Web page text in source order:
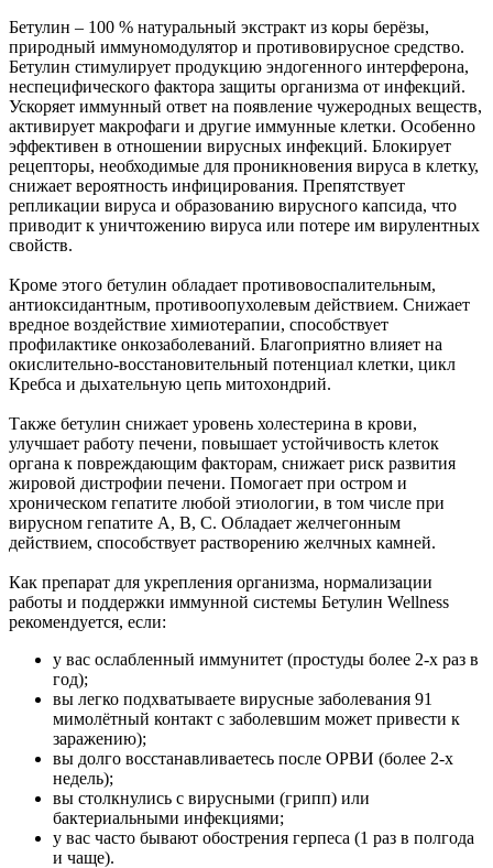
Бетулин – 100 % натуральный экстракт из коры берёзы,
природный иммуномодулятор и противовирусное средство.
Бетулин стимулирует продукцию эндогенного интерферона,
неспецифического фактора защиты организма от инфекций.
Ускоряет иммунный ответ на появление чужеродных веществ,
активирует макрофаги и другие иммунные клетки. Особенно
эффективен в отношении вирусных инфекций. Блокирует
рецепторы, необходимые для проникновения вируса в клетку,
снижает вероятность инфицирования. Препятствует
репликации вируса и образованию вирусного капсида, что
приводит к уничтожению вируса или потере им вирулентных
свойств.
Кроме этого бетулин обладает противовоспалительным,
антиоксидантным, противоопухолевым действием. Снижает
вредное воздействие химиотерапии, способствует
профилактике онкозаболеваний. Благоприятно влияет на
окислительно-восстановительный потенциал клетки, цикл
Кребса и дыхательную цепь митохондрий.
Также бетулин снижает уровень холестерина в крови,
улучшает работу печени, повышает устойчивость клеток
органа к повреждающим факторам, снижает риск развития
жировой дистрофии печени. Помогает при остром и
хроническом гепатите любой этиологии, в том числе при
вирусном гепатите A, B, C. Обладает желчегонным
действием, способствует растворению желчных камней.
Как препарат для укрепления организма, нормализации
работы и поддержки иммунной системы Бетулин Wellness
рекомендуется, если:
у вас ослабленный иммунитет (простуды более 2-х раз в
год);
вы легко подхватываете вирусные заболевания 91
мимолётный контакт с заболевшим может привести к
заражению);
вы долго восстанавливаетесь после ОРВИ (более 2-х
недель);
вы столкнулись с вирусными (грипп) или
бактериальными инфекциями;
у вас часто бывают обострения герпеса (1 раз в полгода
и чаще).